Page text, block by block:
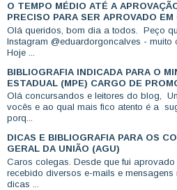
O TEMPO MÉDIO ATÉ A
PRECISO PARA SER APROVADO
Olá queridos, bom dia a todos. Peço
Instagram @eduardorgoncalves - muito
Hoje ...
BIBLIOGRAFIA INDICADA PARA O
ESTADUAL (MPE) CARGO DE
Olá concursandos e leitores do blog,
vocês e ao qual mais fico atento é a
porq...
DICAS E BIBLIOGRAFIA PARA OS
GERAL DA UNIÃO (AGU)
Caros colegas. Desde que fui
recebido diversos e-mails e
dicas ...